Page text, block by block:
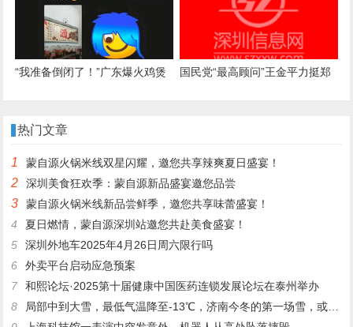
现“商机”后与妻子分工合作，代
抢各大医院号源，涉案金额超57
万元，二人均获刑
“我准备倒闭了！”广东爆火鸡煲
我这是冰冻鸡，别来了；儿子：
国民党“最高顾问”王金平力挺郑
热门文章
1 蒙自源火锅米线双星闪耀，邀您共享辣爽夏日盛宴！
2 深圳美食狂欢季：蒙自源新品盛宴邀您品尝
3
蒙自源火锅米线新品尝鲜季，邀您共享味蕾盛宴！
4
夏日燃情，蒙自源深圳站邀您共赴美食盛宴！
5
深圳外地车2025年4月26日周六限行吗
6
外卖平台启动应急预案
7
和熙论坛·2025第十届健康中国医药连锁发展论坛在泰州举办
8
局部中到大雪，最低气温降至-13℃，济南今冬的第一场雪，或跟去年同一时间！